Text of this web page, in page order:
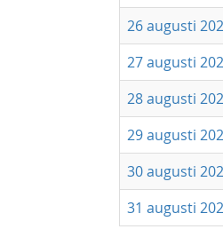
26 augusti
27 augusti
28 augusti
29 augusti
30 augusti
31 augusti